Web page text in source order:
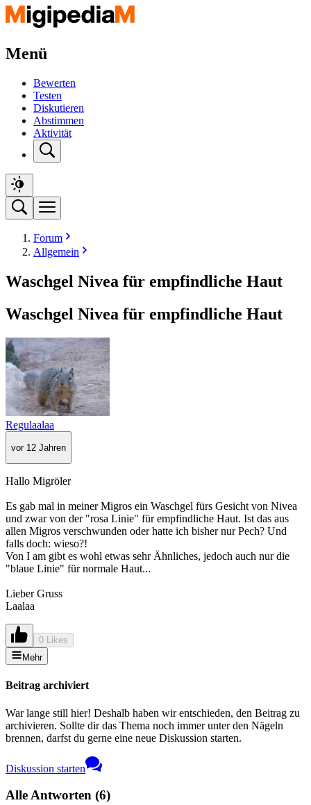
Menü
Bewerten
Testen
Diskutieren
Abstimmen
Aktivität
Forum
Allgemein
Waschgel Nivea für empfindliche Haut
Waschgel Nivea für empfindliche Haut
Regulaalaa
vor 12 Jahren
Hallo Migröler
Es gab mal in meiner Migros ein Waschgel fürs Gesicht von Nivea
und zwar von der "rosa Linie" für empfindliche Haut. Ist das aus
allen Migros verschwunden oder hatte ich bisher nur Pech? Und
falls doch: wieso?!
Von I am gibt es wohl etwas sehr Ähnliches, jedoch auch nur die
"blaue Linie" für normale Haut...
Lieber Gruss
Laalaa
0 Likes
Mehr
Beitrag archiviert
War lange still hier! Deshalb haben wir entschieden, den Beitrag zu
archivieren. Sollte dir das Thema noch immer unter den Nägeln
brennen, darfst du gerne eine neue Diskussion starten.
Diskussion starten
Alle Antworten (6)